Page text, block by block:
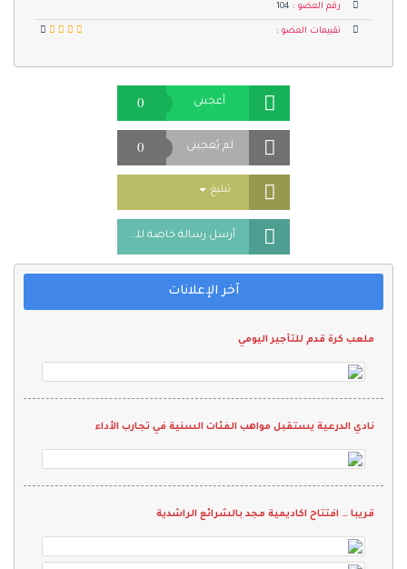
رقم العضو : 104
تقييمات العضو :
أعجبنى 0
لم يُعجبنى 0
تبليغ Toggle Dropdown
أرسل رسالة خاصة للمُعلن
آخر الإعلانات
ملعب كرة قدم للتأجير اليومي
نادي الدرعية يستقبل مواهب الفئات السنية في تجارب الأداء
قريبا … افتتاح اكاديمية مجد بالشرائع الراشدية